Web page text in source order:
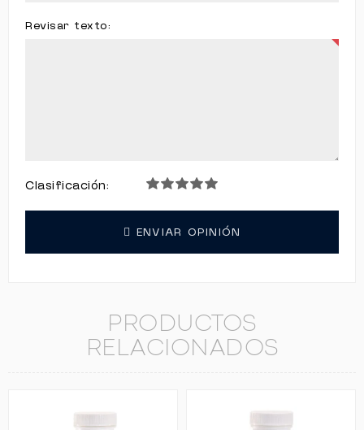
Revisar texto:
Clasificación:
ENVIAR OPINIÓN
PRODUCTOS
RELACIONADOS